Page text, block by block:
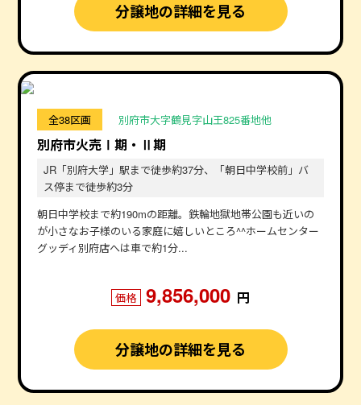
分譲地の詳細を見る
全38区画 別府市大字鶴見字山王825番地他
別府市火売Ⅰ期・Ⅱ期
JR「別府大学」駅まで徒歩約37分、「朝日中学校前」バ
ス停まで徒歩約3分
朝日中学校まで約190mの距離。鉄輪地獄地帯公園も近いの
が小さなお子様のいる家庭に嬉しいところ^^ホームセンター
グッディ別府店へは車で約1分...
価格 9,856,000 円
分譲地の詳細を見る